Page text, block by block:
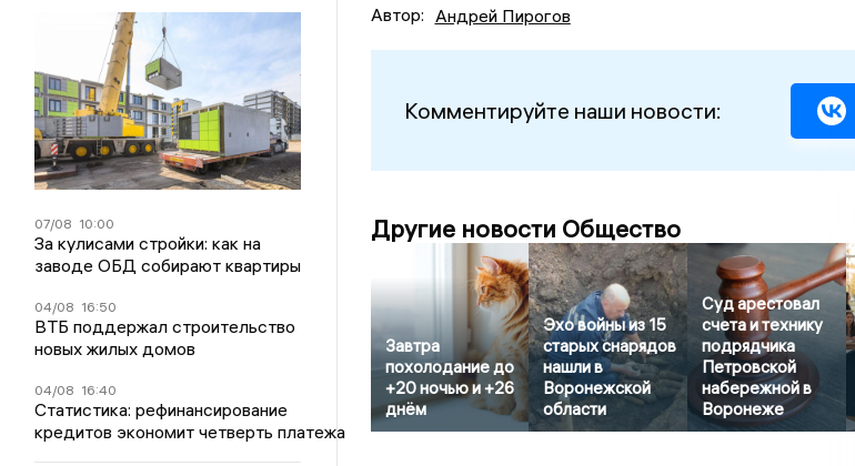
07/08 10:00
За кулисами стройки: как на
заводе ОБД собирают квартиры
04/08 16:50
ВТБ поддержал строительство
новых жилых домов
04/08 16:40
Статистика: рефинансирование
кредитов экономит четверть платежа
Автор: Андрей Пирогов
Комментируйте наши новости:
Другие новости Общество
Завтра
похолодание до
+20 ночью и +26
днём
Эхо войны из 15
старых снарядов
нашли в
Воронежской
области
Суд арестовал
счета и технику
подрядчика
Петровской
набережной в
Воронеже